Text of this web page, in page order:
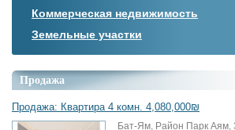
Коммерческая недвижимость
Земельные участки
Продажа
Продажа: Квартира 4 комн. 4,080,000₪
Бат-Ям, Район Парк Аям,